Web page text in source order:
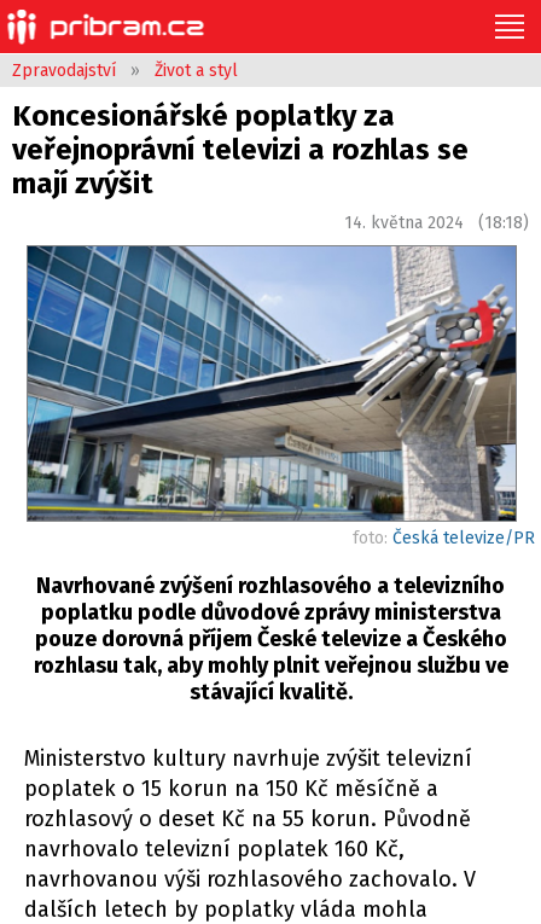
Zpravodajství » Život a styl
Koncesionářské poplatky za
veřejnoprávní televizi a rozhlas se
mají zvýšit
14. května 2024 (18:18)
foto: Česká televize/PR
Navrhované zvýšení rozhlasového a televizního
poplatku podle důvodové zprávy ministerstva
pouze dorovná příjem České televize a Českého
rozhlasu tak, aby mohly plnit veřejnou službu ve
stávající kvalitě.
Ministerstvo kultury navrhuje zvýšit televizní
poplatek o 15 korun na 150 Kč měsíčně a
rozhlasový o deset Kč na 55 korun. Původně
navrhovalo televizní poplatek 160 Kč,
navrhovanou výši rozhlasového zachovalo. V
dalších letech by poplatky vláda mohla